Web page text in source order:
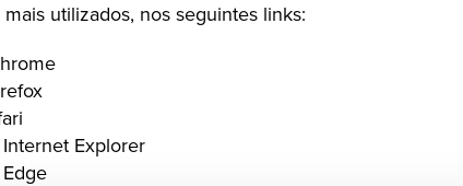
utilizados, nos seguintes links:
Explorer